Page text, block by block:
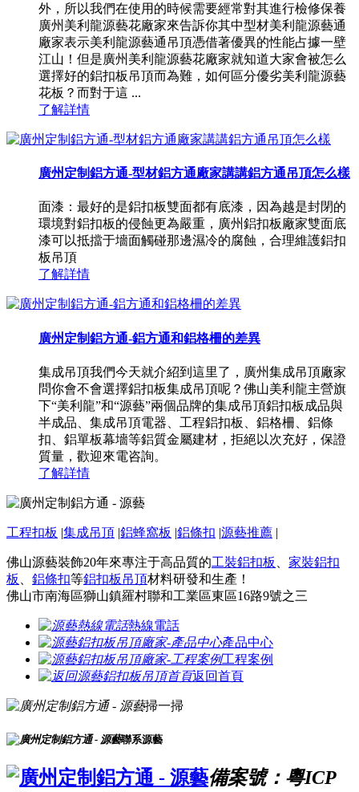
外，所以我們在使用的時候需要經常對其進行檢修保養
廣州美利龍源藝花廠家來告訴你其中型材美利龍源藝通
廠家表示美利龍源藝通吊頂憑借著優異的性能占據一壁
江山！但是廣州美利龍源藝花廠家就知道大家會被怎么
選擇好的鋁扣板吊頂而為難，如何區分優劣美利龍源藝
花板？而對于這 ...
了解詳情
廣州定制鋁方通-型材鋁方通廠家講講鋁方通吊頂怎么樣
面漆：最好的是鋁扣板雙面都有底漆，因為越是封閉的
環境對鋁扣板的侵蝕更為嚴重，廣州鋁扣板廠家雙面底
漆可以抵擋于墻面觸碰那邊濕冷的腐蝕，合理維護鋁扣
板吊頂
了解詳情
廣州定制鋁方通-鋁方通和鋁格柵的差異
集成吊頂我們今天就介紹到這里了，廣州集成吊頂廠家
問你會不會選擇鋁扣板集成吊頂呢？佛山美利龍主營旗
下“美利龍”和“源藝”兩個品牌的集成吊頂鋁扣板成品與
半成品、集成吊頂電器、工程鋁扣板、鋁格柵、鋁條
扣、鋁單板幕墻等鋁質金屬建材，拒絕以次充好，保證
質量，歡迎來電咨詢。
了解詳情
工程扣板 |集成吊頂 |鋁蜂窩板 |鋁條扣 |源藝推薦 |
佛山源藝裝飾20年來專注于高品質的工裝鋁扣板
家裝鋁扣
板
鋁條扣等鋁扣板吊頂材料研發和生產！
佛山市南海區獅山鎮羅村聯和工業區東區16路9號之三
熱線電話
產品中心
工程案例
返回首頁
掃一掃
聯系源藝
備案號：粵ICP